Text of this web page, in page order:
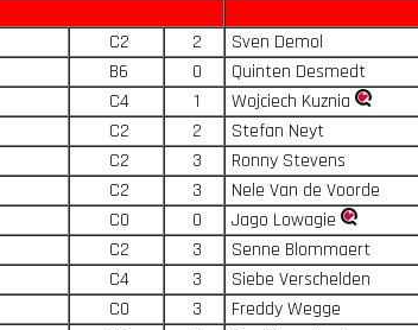
C2 2 Sven Demol
B6 0 Quinten Desmedt
C4 1 Wojciech Kuznia
C2 2 Stefan Neyt
C2 3 Ronny Stevens
C2 3 Nele Van de Voorde
C0 0 Jago Lowagie
C2 3 Senne Blommaert
C4 3 Siebe Verschelden
C0 3 Freddy Wegge